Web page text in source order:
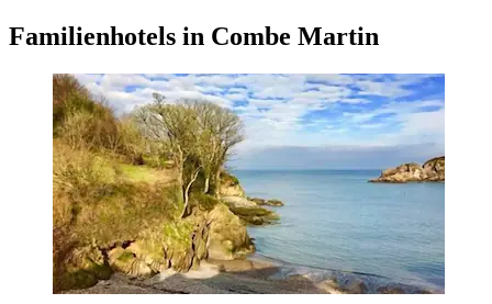
Familienhotels in Combe Martin